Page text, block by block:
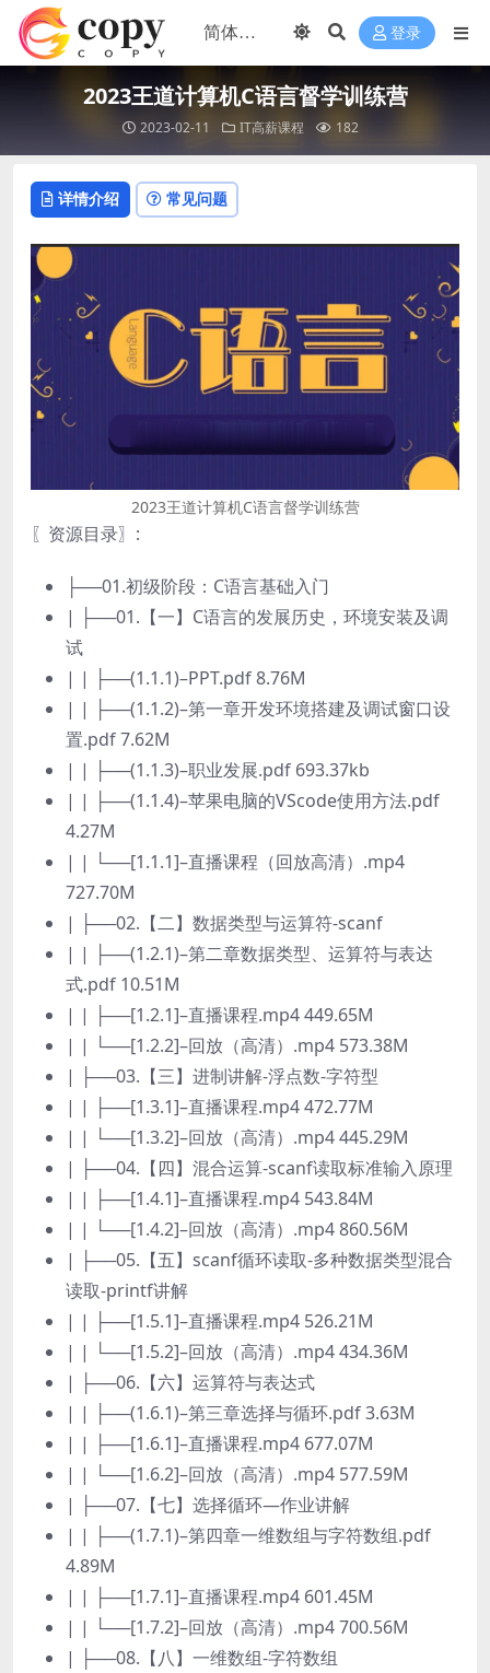
登录
2023王道计算机C语言督学训练营
2023-02-11 IT高薪课程 182
详情介绍 常见问题
2023王道计算机C语言督学训练营
〖资源目录〗:
├──01.初级阶段：C语言基础入门
| ├──01.【一】C语言的发展历史，环境安装及调
试
| | ├──(1.1.1)–PPT.pdf 8.76M
| | ├──(1.1.2)–第一章开发环境搭建及调试窗口设
置.pdf 7.62M
| | ├──(1.1.3)–职业发展.pdf 693.37kb
| | ├──(1.1.4)–苹果电脑的VScode使用方法.pdf
4.27M
| | └──[1.1.1]–直播课程（回放高清）.mp4
727.70M
| ├──02.【二】数据类型与运算符-scanf
| | ├──(1.2.1)–第二章数据类型、运算符与表达
式.pdf 10.51M
| | ├──[1.2.1]–直播课程.mp4 449.65M
| | └──[1.2.2]–回放（高清）.mp4 573.38M
| ├──03.【三】进制讲解-浮点数-字符型
| | ├──[1.3.1]–直播课程.mp4 472.77M
| | └──[1.3.2]–回放（高清）.mp4 445.29M
| ├──04.【四】混合运算-scanf读取标准输入原理
| | ├──[1.4.1]–直播课程.mp4 543.84M
| | └──[1.4.2]–回放（高清）.mp4 860.56M
| ├──05.【五】scanf循环读取-多种数据类型混合
读取-printf讲解
| | ├──[1.5.1]–直播课程.mp4 526.21M
| | └──[1.5.2]–回放（高清）.mp4 434.36M
| ├──06.【六】运算符与表达式
| | ├──(1.6.1)–第三章选择与循环.pdf 3.63M
| | ├──[1.6.1]–直播课程.mp4 677.07M
| | └──[1.6.2]–回放（高清）.mp4 577.59M
| ├──07.【七】选择循环—作业讲解
| | ├──(1.7.1)–第四章一维数组与字符数组.pdf
4.89M
| | ├──[1.7.1]–直播课程.mp4 601.45M
| | └──[1.7.2]–回放（高清）.mp4 700.56M
| ├──08.【八】一维数组-字符数组